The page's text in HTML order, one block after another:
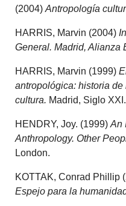
(2004)Antropología
HARRIS, Marvin (2004)
General. Madrid, Alianza
HARRIS, Marvin (1999)
antropológica: historia de
cultura. Madrid, Siglo XXI.
HENDRY, Joy. (1999)An
Anthropology. Other
London.
KOTTAK, Conrad Phillip
Espejo para la